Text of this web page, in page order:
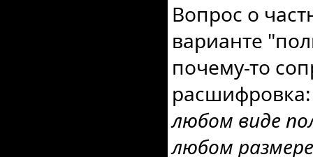
Вопрос о
варианте
почему-то
любом виде
любом